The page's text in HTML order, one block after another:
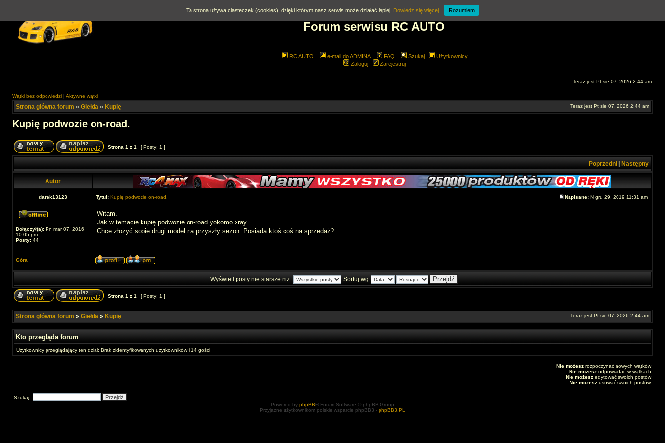
Forum serwisu RC AUTO
RC AUTO e-mail do ADMINA FAQ Szukaj
Użytkownicy
Zaloguj
Zarejestruj
Teraz jest Pt sie 07, 2026 2:44 am
Wątki bez odpowiedzi | Aktywne wątki
Strona główna forum » Giełda » Kupię Teraz jest Pt sie 07, 2026 2:44 am
Kupię podwozie on-road.
Strona 1 z 1 [ Posty: 1 ]
Poprzedni Następny
Autor
darek13123 Tytuł: Kupię podwozie on-road. Napisane: N gru 29, 2019 11:31 am
Dołączył(a): Pn mar 07, 2016
10:05 pm
Posty: 44
Witam.
Jak w temacie kupię podwozie on-road yokomo xray.
Chce złożyć sobie drugi model na przyszły sezon. Posiada ktoś coś na sprzedaż?
Góra
Wyświetl posty nie starsze niż: Sortuj wg
Strona 1 z 1 [ Posty: 1 ]
Strona główna forum » Giełda » Kupię Teraz jest Pt sie 07, 2026 2:44 am
Kto przegląda forum
Użytkownicy przeglądający ten dział: Brak zidentyfikowanych użytkowników i 14 gości
Nie możesz rozpoczynać nowych wątków
Nie możesz odpowiadać w wątkach
Nie możesz edytować swoich postów
Nie możesz usuwać swoich postów
Szukaj:
Powered by phpBB® Forum Software © phpBB Group
Przyjazne użytkownikom polskie wsparcie phpBB3 - phpBB3.PL
Ta strona używa ciasteczek (cookies), dzięki którym nasz serwis może działać lepiej. Dowiedz się więcej Rozumiem